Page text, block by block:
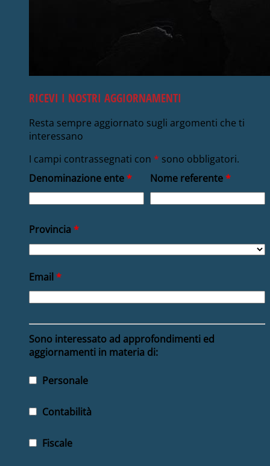
RICEVI I NOSTRI AGGIORNAMENTI
Resta sempre aggiornato sugli argomenti che ti
interessano
I campi contrassegnati con * sono obbligatori.
Denominazione ente* Nome referente*
Provincia*
Email*
Sono interessato ad approfondimenti ed
aggiornamenti in materia di:
Personale
Contabilità
Fiscale